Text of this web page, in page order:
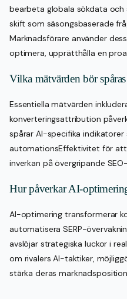
bearbeta globala sökdata och
skift som säsongsbaserade
Marknadsförare använder
optimera, upprätthålla en
Vilka mätvärden bör
Essentiella mätvärden
konverteringsattribution
spårar AI-specifika
automationsEffektivitet för
inverkan på övergripande
Hur påverkar AI-
AI-optimering transformerar
automatisera SERP-
avslöjar strategiska luckor i
om rivalers AI-taktiker,
stärka deras marknadsposition.